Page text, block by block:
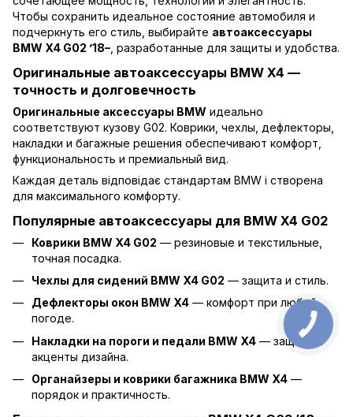
Чтобы сохранить идеальное состояние автомобиля и
подчеркнуть его стиль, выбирайте автоаксессуары
BMW X4 G02 ’18– , разработанные для защиты и удобства.
Оригинальные автоаксессуары BMW X4 —
точность и долговечность
Оригинальные аксессуары BMW идеально
соответствуют кузову G02. Коврики, чехлы, дефлекторы,
накладки и багажные решения обеспечивают комфорт,
функциональность и премиальный вид.
Каждая деталь відповідає стандартам BMW і створена
для максимального комфорту.
Популярные автоаксессуары для BMW X4 G02
Коврики BMW X4 G02 — резиновые и текстильные,
точная посадка.
Чехлы для сидений BMW X4 G02 — защита и стиль.
Дефлекторы окон BMW X4 — комфорт при любой
погоде.
Накладки на пороги и педали BMW X4 — защита и
акценты дизайна.
Органайзеры и коврики багажника BMW X4 —
порядок и практичность.